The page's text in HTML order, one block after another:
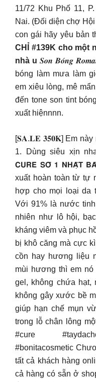
11/72 Khu Phố 11,
Nai. (Đối diện chợ
con gái hãy yêu bản
CHỈ #139K cho một
nhà u 𝑺𝒐𝒏 𝑩𝒐́𝒏𝒈
bóng làm mưa làm
em xiêu lòng, mê
đến tone son tint
xuất hiệnnnn.
[𝐒𝐀.𝐋𝐄 𝟑𝟓𝟎𝐊] Em này
1. Dùng siêu xịn
𝗖𝗨𝗥𝗘 𝗦𝗢̂́ 𝟭 𝗡𝗛𝗔̣̂𝗧
xuất hoàn toàn từ tự
hợp cho mọi loại da
Với 91% là nước
nhiên như lô hội,
kháng viêm và phục
bị khô căng mà cực
cồn hay hương liệu
mùi hương thì em
gel, không chứa hạt,
không gây xước bề
giúp hạn chế mụn
trong lỗ chân lông
#cure
#bonitacosmetic
tất cả khách hàng
cả hàng có sẵn ở